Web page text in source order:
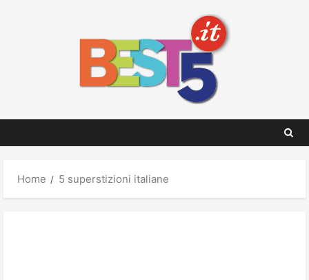
Home 5 superstizioni italiane